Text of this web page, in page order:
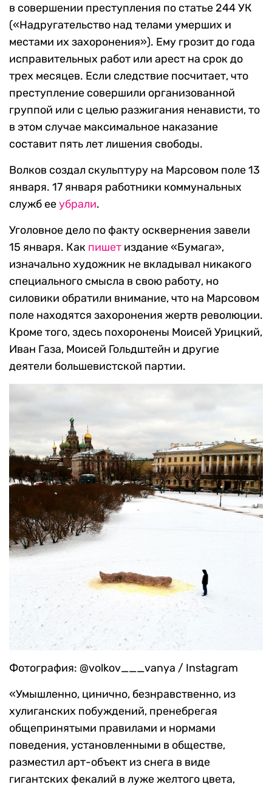
в совершении преступления по статье 244 УК
(«Надругательство над телами умерших и
местами их захоронения»). Ему грозит до года
исправительных работ или арест на срок до
трех месяцев. Если следствие посчитает, что
преступление совершили организованной
группой или с целью разжигания ненависти, то
в этом случае максимальное наказание
составит пять лет лишения свободы.
Волков создал скульптуру на Марсовом поле 13
января. 17 января работники коммунальных
служб ееубрали.
Уголовное дело по факту осквернения завели
15 января. Как пишет издание «Бумага»,
изначально художник не вкладывал никакого
специального смысла в свою работу, но
силовики обратили внимание, что на Марсовом
поле находятся захоронения жертв революции.
Кроме того, здесь похоронены Моисей Урицкий,
Иван Газа, Моисей Гольдштейн и другие
деятели большевистской партии.
Фотография: @volkov___vanya / Instagram
«Умышленно, цинично, безнравственно, из
хулиганских побуждений, пренебрегая
общепринятыми правилами и нормами
поведения, установленными в обществе,
разместил арт-объект из снега в виде
гигантских фекалий в луже желтого цвета,